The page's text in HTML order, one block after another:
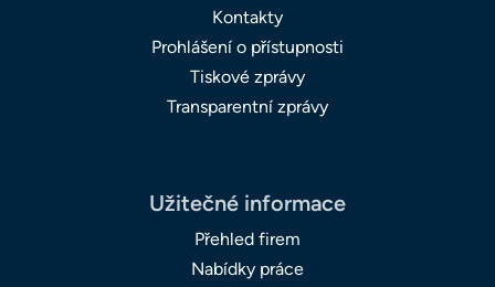
Kontakty
Prohlášení o přístupnosti
Tiskové zprávy
Transparentní zprávy
Užitečné informace
Přehled firem
Nabídky práce